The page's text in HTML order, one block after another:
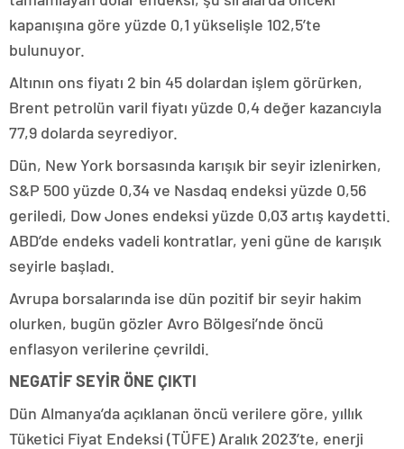
kapanışına göre yüzde 0,1 yükselişle 102,5’te
bulunuyor.
Altının ons fiyatı 2 bin 45 dolardan işlem görürken,
Brent petrolün varil fiyatı yüzde 0,4 değer kazancıyla
77,9 dolarda seyrediyor.
Dün, New York borsasında karışık bir seyir izlenirken,
S&P 500 yüzde 0,34 ve Nasdaq endeksi yüzde 0,56
geriledi, Dow Jones endeksi yüzde 0,03 artış kaydetti.
ABD’de endeks vadeli kontratlar, yeni güne de karışık
seyirle başladı.
Avrupa borsalarında ise dün pozitif bir seyir hakim
olurken, bugün gözler Avro Bölgesi’nde öncü
enflasyon verilerine çevrildi.
NEGATİF SEYİR ÖNE ÇIKTI
Dün Almanya’da açıklanan öncü verilere göre, yıllık
Tüketici Fiyat Endeksi (TÜFE) Aralık 2023’te, enerji